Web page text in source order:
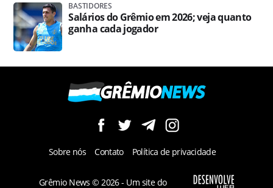
BASTIDORES
Salários do Grêmio em 2026; veja quanto
ganha cada jogador
Sobre nós Contato Política de privacidade
Grêmio News © 2026 - Um site do